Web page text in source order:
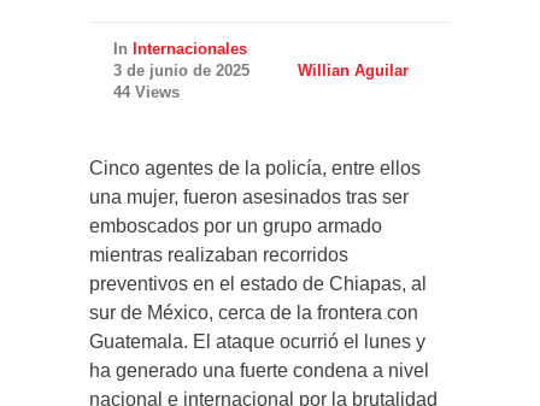
In Internacionales
3 de junio de 2025
Willian Aguilar
44 Views
Cinco agentes de la policía, entre ellos
una mujer, fueron asesinados tras ser
emboscados por un grupo armado
mientras realizaban recorridos
preventivos en el estado de Chiapas, al
sur de México, cerca de la frontera con
Guatemala. El ataque ocurrió el lunes y
ha generado una fuerte condena a nivel
nacional e internacional por la brutalidad